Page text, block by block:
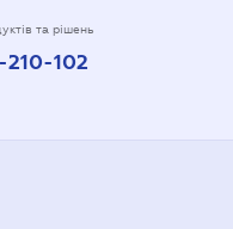
та рішень
102